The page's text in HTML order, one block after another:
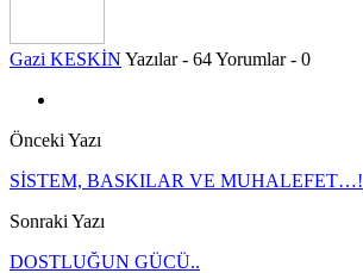
Gazi KESKİN Yazılar - 64Yorumlar - 0
Önceki Yazı
SİSTEM, BASKILAR VE MUHALEFET…!
Sonraki Yazı
DOSTLUĞUN GÜCÜ..